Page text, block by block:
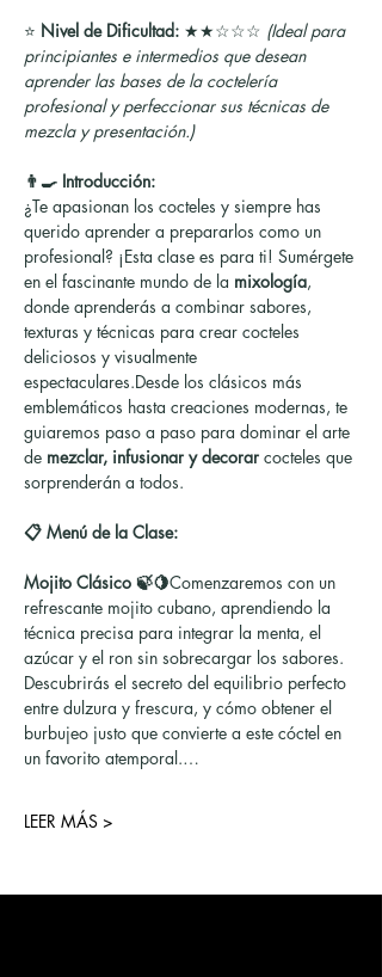
⭐ Nivel de Dificultad: ★★☆☆☆ (Ideal para
principiantes e intermedios que desean
aprender las bases de la coctelería
profesional y perfeccionar sus técnicas de
mezcla y presentación.)
👨‍🍳 Introducción:
¿Te apasionan los cocteles y siempre has
querido aprender a prepararlos como un
profesional? ¡Esta clase es para ti! Sumérgete
en el fascinante mundo de la mixología,
donde aprenderás a combinar sabores,
texturas y técnicas para crear cocteles
deliciosos y visualmente
espectaculares.Desde los clásicos más
emblemáticos hasta creaciones modernas, te
guiaremos paso a paso para dominar el arte
de mezclar, infusionar y decorar cocteles que
sorprenderán a todos.
📋 Menú de la Clase:
Mojito Clásico 🍃🍋Comenzaremos con un
refrescante mojito cubano, aprendiendo la
técnica precisa para integrar la menta, el
azúcar y el ron sin sobrecargar los sabores.
Descubrirás el secreto del equilibrio perfecto
entre dulzura y frescura, y cómo obtener el
burbujeo justo que convierte a este cóctel en
un favorito atemporal.…
LEER MÁS >